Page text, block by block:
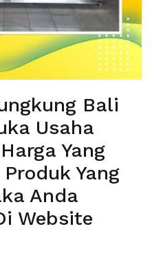
Bali
Usaha
Yang
Yang
Anda
Website